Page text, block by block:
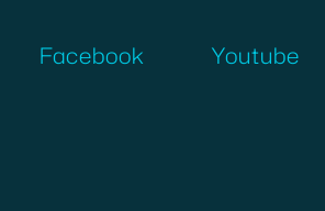
Facebook Youtube